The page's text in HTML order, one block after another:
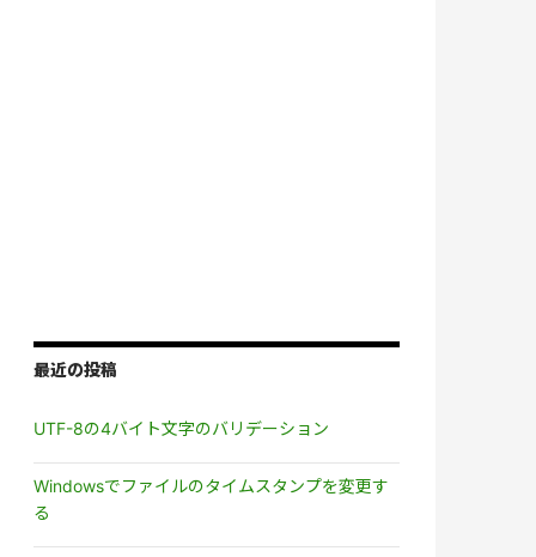
最近の投稿
UTF-8の4バイト文字のバリデーション
Windowsでファイルのタイムスタンプを変更す
る